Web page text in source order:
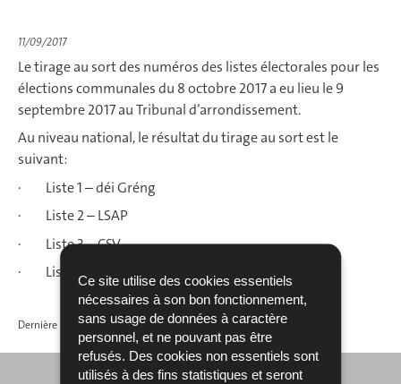
Ce site utilise des cookies essentiels
nécessaires à son bon fonctionnement,
sans usage de données à caractère
personnel, et ne pouvant pas être
refusés. Des cookies non essentiels sont
utilisés à des fins statistiques et seront
11/09/2017
Le tirage au sort des numéros des listes électorales pour les
élections communales du 8 octobre 2017 a eu lieu le 9
septembre 2017 au Tribunal d’arrondissement.
Au niveau national, le résultat du tirage au sort est le
suivant:
· Liste 1 – déi Gréng
· Liste 2 – LSAP
· Liste 3 – CSV
· Liste 4 – DP
Dernière mise à jour11/09/2017